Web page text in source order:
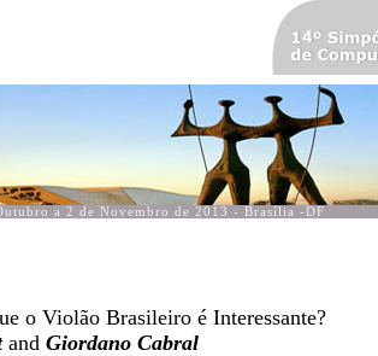
o Violão Brasileiro é Interessante?
and Giordano Cabral